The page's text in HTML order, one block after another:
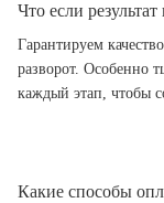
Что если
Гарантируем
разворот. Особенно
каждый этап, чтобы
Какие способы